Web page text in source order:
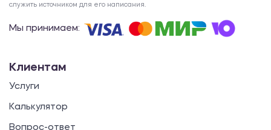
служить источником для его написания.
Мы принимаем:
Клиентам
Услуги
Калькулятор
Вопрос-ответ